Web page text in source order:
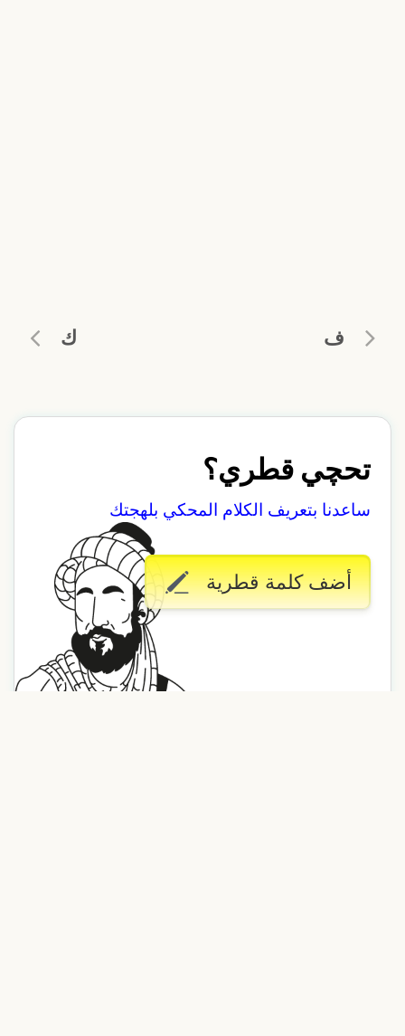
ف ك
تحچي قطري؟
ساعدنا بتعريف الكلام المحكي بلهجتك
أضف كلمة قطرية